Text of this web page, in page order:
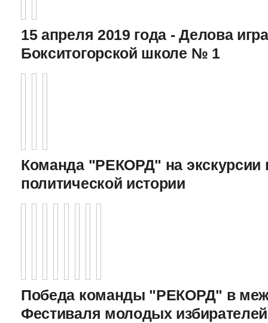
15 апреля 2019 года - Делова
Бокситогорской школе № 1
Команда "РЕКОРД" на экскурсии
политической истории
Победа команды "РЕКОРД" в
Фестиваля молодых